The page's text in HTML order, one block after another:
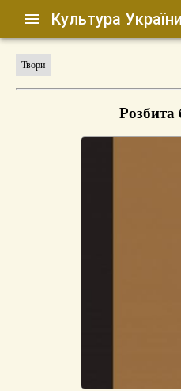
Культура України
Твори
Розбита